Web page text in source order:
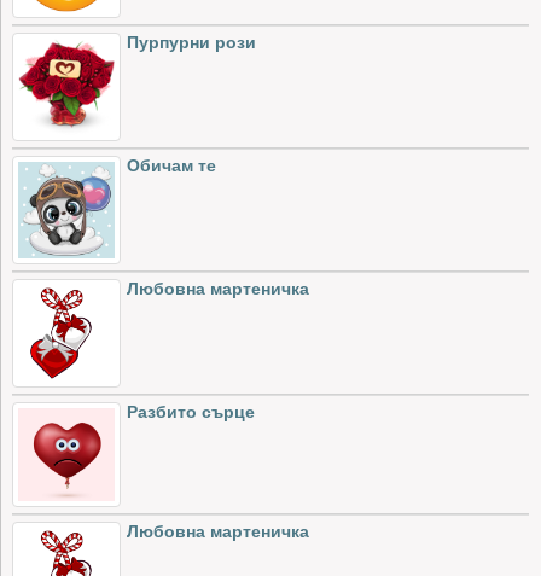
Пурпурни рози
Обичам те
Любовна мартеничка
Разбито сърце
Любовна мартеничка